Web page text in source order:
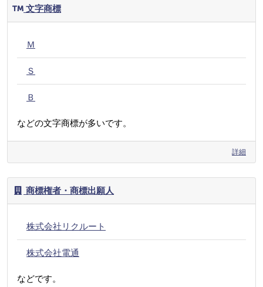
文字商標
Ｍ
Ｓ
Ｂ
などの文字商標が多いです。
詳細
商標権者・商標出願人
株式会社リクルート
株式会社電通
などです。